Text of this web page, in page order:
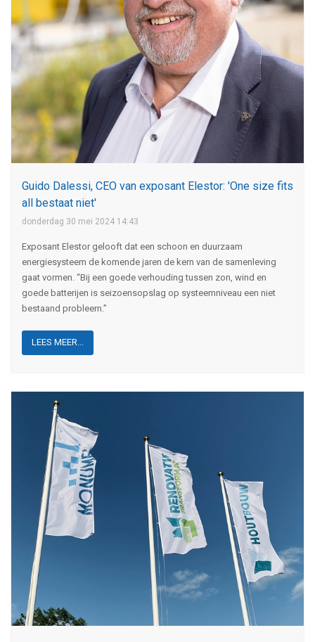
Guido Dalessi, CEO van exposant Elestor: 'One size fits
all bestaat niet'
donderdag 30 mei 2024 14:43
Exposant Elestor gelooft dat een schoon en duurzaam
energiesysteem de komende jaren de kern van de samenleving
gaat vormen. “Bij een goede verhouding tussen zon, wind en
goede batterijen is seizoensopslag op systeemniveau een niet
bestaand probleem.”
LEES MEER...